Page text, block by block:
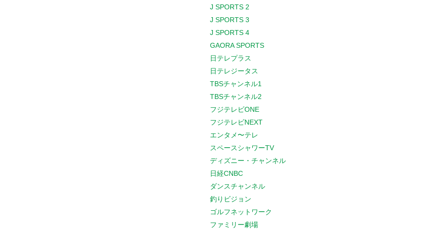
J SPORTS 2
J SPORTS 3
J SPORTS 4
GAORA SPORTS
日テレプラス
日テレジータス
TBSチャンネル1
TBSチャンネル2
フジテレビONE
フジテレビNEXT
エンタメ〜テレ
スペースシャワーTV
ディズニー・チャンネル
日経CNBC
ダンスチャンネル
釣りビジョン
ゴルフネットワーク
ファミリー劇場